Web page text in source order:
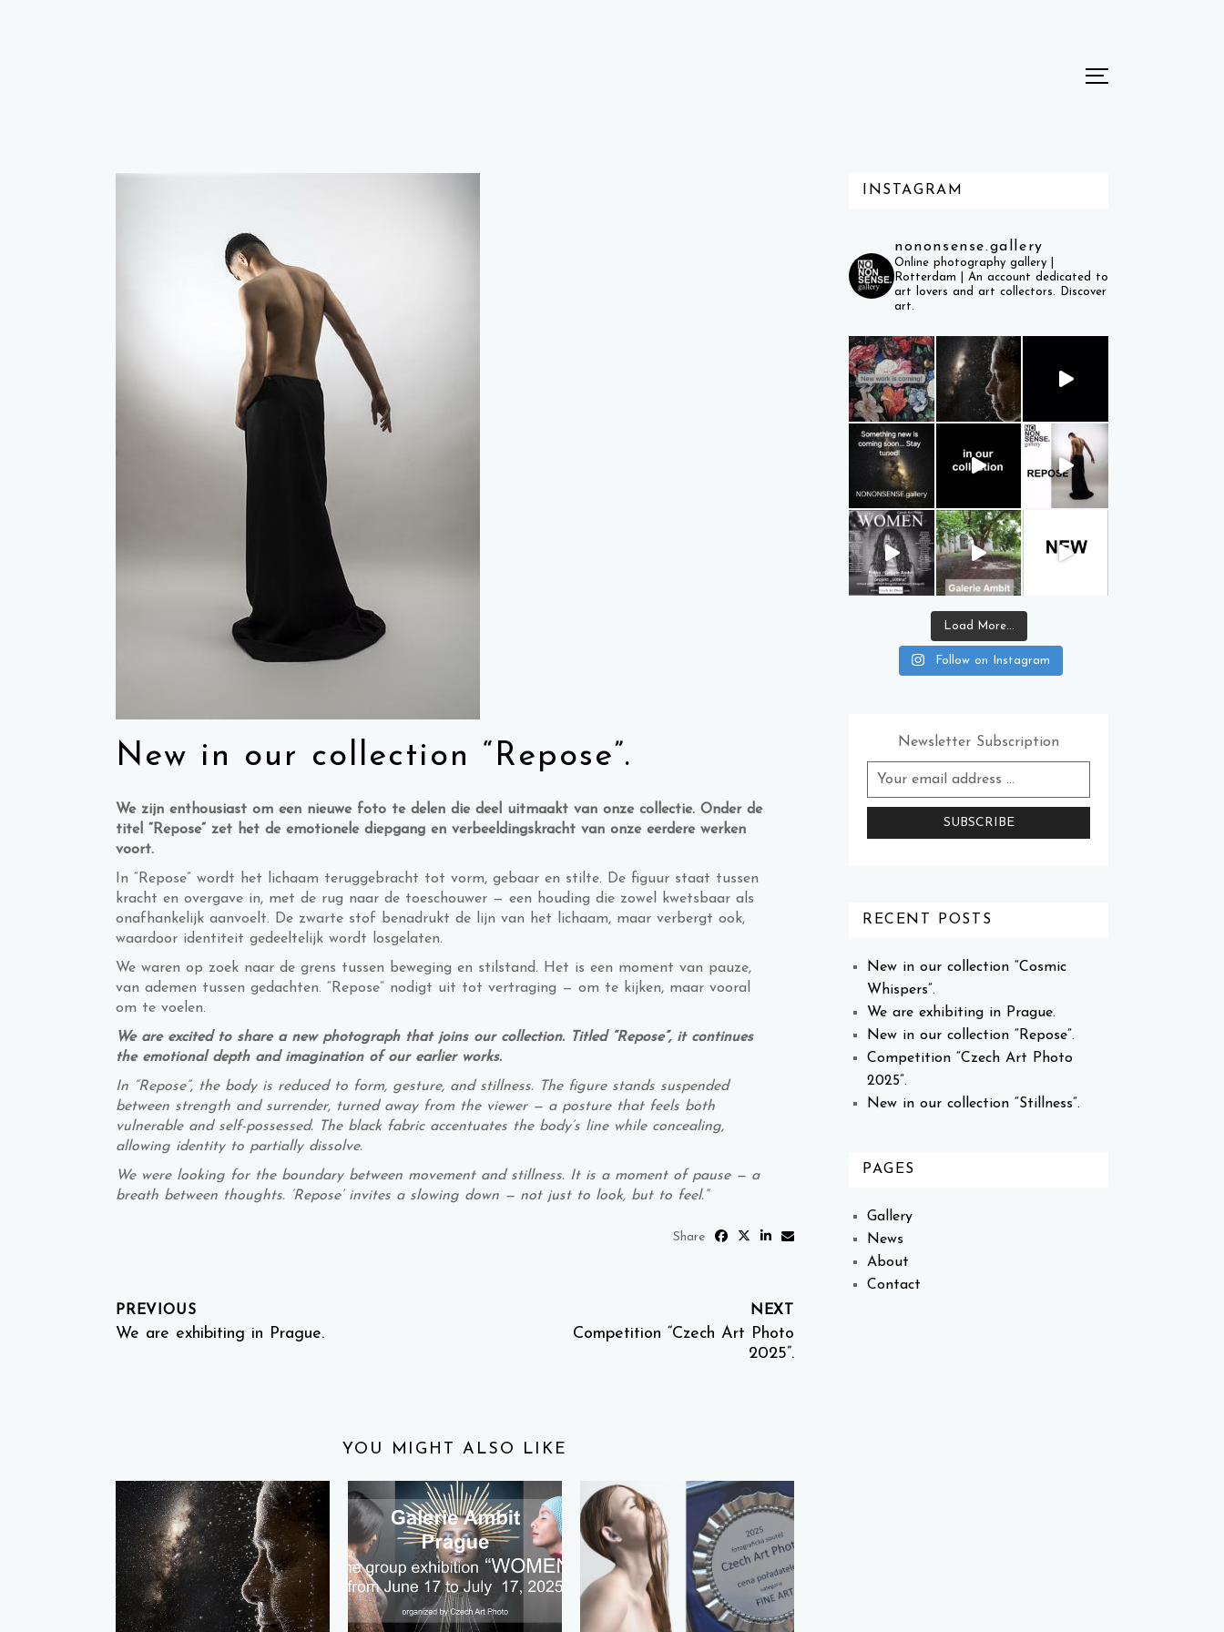
New in our collection “Repose”.
We zijn enthousiast om een nieuwe foto te delen die deel uitmaakt van onze collectie. Onder de
titel “Repose” zet het de emotionele diepgang en verbeeldingskracht van onze eerdere werken
voort.
In “Repose” wordt het lichaam teruggebracht tot vorm, gebaar en stilte. De figuur staat tussen
kracht en overgave in, met de rug naar de toeschouwer — een houding die zowel kwetsbaar als
onafhankelijk aanvoelt. De zwarte stof benadrukt de lijn van het lichaam, maar verbergt ook,
waardoor identiteit gedeeltelijk wordt losgelaten.
We waren op zoek naar de grens tussen beweging en stilstand. Het is een moment van pauze,
van ademen tussen gedachten. “Repose” nodigt uit tot vertraging — om te kijken, maar vooral
om te voelen.
We are excited to share a new photograph that joins our collection. Titled “Repose”, it continues
the emotional depth and imagination of our earlier works.
In “Repose”, the body is reduced to form, gesture, and stillness. The figure stands suspended
between strength and surrender, turned away from the viewer — a posture that feels both
vulnerable and self-possessed. The black fabric accentuates the body’s line while concealing,
allowing identity to partially dissolve.
We were looking for the boundary between movement and stillness. It is a moment of pause — a
breath between thoughts. ‘Repose’ invites a slowing down — not just to look, but to feel.”
Share
PREVIOUS
We are exhibiting in Prague.
NEXT
Competition “Czech Art Photo
2025”.
YOU MIGHT ALSO LIKE
INSTAGRAM
nononsense.gallery
Online photography gallery |
Rotterdam |
An account dedicated to
art lovers and art collectors. Discover
art.
Load More...
Follow on Instagram
Newsletter Subscription
RECENT POSTS
New in our collection “Cosmic
Whispers”.
We are exhibiting in Prague.
New in our collection “Repose”.
Competition “Czech Art Photo
2025”.
New in our collection “Stillness”.
PAGES
Gallery
News
About
Contact